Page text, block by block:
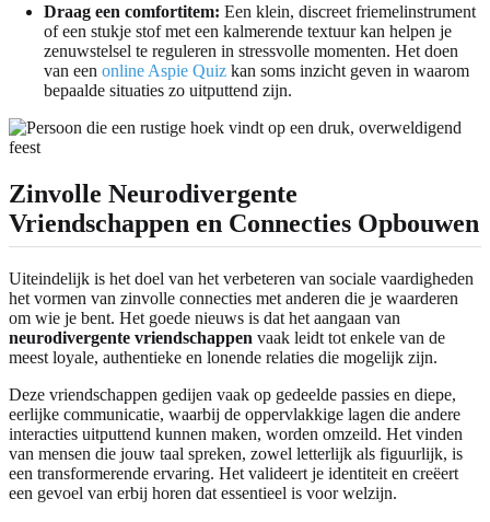
Draag een comfortitem: Een klein, discreet friemelinstrument
of een stukje stof met een kalmerende textuur kan helpen je
zenuwstelsel te reguleren in stressvolle momenten. Het doen
van een online Aspie Quiz kan soms inzicht geven in waarom
bepaalde situaties zo uitputtend zijn.
Zinvolle Neurodivergente
Vriendschappen en Connecties Opbouwen
Uiteindelijk is het doel van het verbeteren van sociale vaardigheden
het vormen van zinvolle connecties met anderen die je waarderen
om wie je bent. Het goede nieuws is dat het aangaan van
neurodivergente vriendschappen vaak leidt tot enkele van de
meest loyale, authentieke en lonende relaties die mogelijk zijn.
Deze vriendschappen gedijen vaak op gedeelde passies en diepe,
eerlijke communicatie, waarbij de oppervlakkige lagen die andere
interacties uitputtend kunnen maken, worden omzeild. Het vinden
van mensen die jouw taal spreken, zowel letterlijk als figuurlijk, is
een transformerende ervaring. Het valideert je identiteit en creëert
een gevoel van erbij horen dat essentieel is voor welzijn.